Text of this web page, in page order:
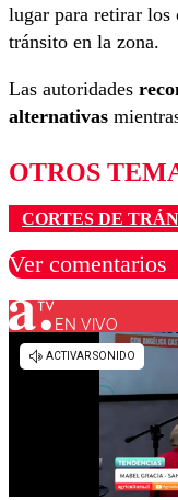
lugar para retirar los
tránsito en la zona.
Las autoridades
alternativas
OTROS
CORTES DE
Ver comentarios
Los
EN VIVO